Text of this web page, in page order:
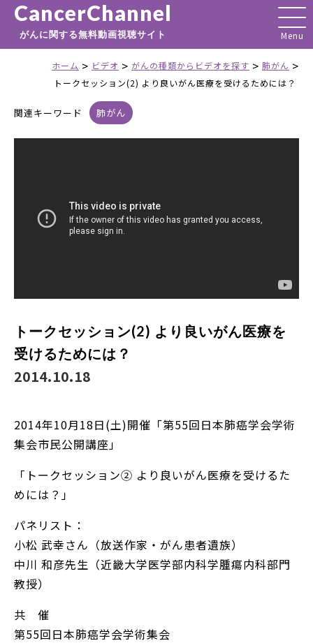
CancerChannel
がんに関する無料動画視聴サイト
ホーム > ビデオ > がんの種類からビデオを探す > 肺がん >
トークセッション(2) より良いがん医療を受けるためには？
関連キーワード 肺がん
トークセッション(2) より良いがん医療を
受けるためには？
2014.10.18
2014年10月18日(土)開催「第55回日本肺癌学会学術
集会市民公開講座」
「トークセッション② より良いがん医療を受けるた
めには？」
パネリスト：
小松 武幸さん（放送作家・がん患者遺族）
中川 和彦先生（近畿大学医学部内科学腫瘍内科部門
教授）
共 催
第55回日本肺癌学会学術集会